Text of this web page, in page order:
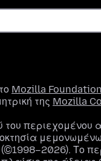
Mozilla Foundation
της Mozilla
περιεχομένου
Το